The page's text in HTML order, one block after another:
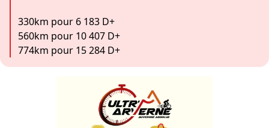
330km pour 6 183 D+
560km pour 10 407 D+
774km pour 15 284 D+